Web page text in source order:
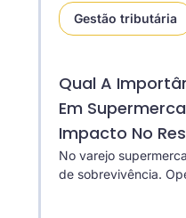
Gestão tributária
Qual A
Em
Impacto No
No varejo
de sobrevivência.